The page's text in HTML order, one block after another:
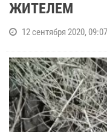
ЖИТЕЛЕМ
12 сентября 2020, 09:07